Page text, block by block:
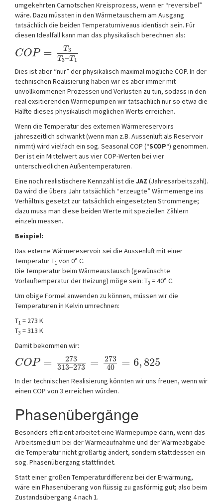
umgekehrten Carnotschen Kreisprozess, wenn er “reversibel”
wäre. Dazu müssten in den Wärmetauschern am Ausgang
tatsächlich die beiden Temperaturniveaus identisch sein. Für
diesen Idealfall kann man das physikalisch berechnen als:
COP = T3
T3–T1
Dies ist aber “nur” der physikalisch maximal mögliche COP. In der
technischen Realisierung haben wir es aber immer mit
unvollkommenen Prozessen und Verlusten zu tun, sodass in den
real exsitierenden Wärmepumpen wir tatsächlich nur so etwa die
Hälfte dieses physikalisch möglichen Werts erreichen.
Wenn die Temperatur des externen Wärmereservoirs
jahreszeitlich schwankt (wenn man z.B. Aussenluft als Reservoir
nimmt) wird vielfach ein sog. Seasonal COP (“SCOP“) genommen.
Der ist ein Mittelwert aus vier COP-Werten bei vier
unterschiedlichen Außentemperaturen.
Eine noch realistischere Kennzahl ist die JAZ (Jahresarbeitszahl).
Da wird die übers Jahr tatsächlich “erzeugte” Wärmemenge ins
Verhältnis gesetzt zur tatsächlich eingesetzten Strommenge;
dazu muss man diese beiden Werte mit speziellen Zählern
einzeln messen.
Beispiel:
Das externe Wärmereservoir sei die Aussenluft mit einer
Temperatur T1 von 0° C.
Die Temperatur beim Wärmeaustausch (gewünschte
Vorlauftemperatur der Heizung) möge sein: T3 = 40° C.
Um obige Formel anwenden zu können, müssen wir die
Temperaturen in Kelvin umrechnen:
T1 = 273 K
T3 = 313 K
Damit bekommen wir:
COP =
273
313–273 =
273
40
= 6, 825
In der technischen Realisierung könnten wir uns freuen, wenn wir
einen COP von 3 erreichen würden.
Phasenübergänge
Besonders effizient arbeitet eine Wärmepumpe dann, wenn das
Arbeitsmedium bei der Wärmeaufnahme und der Wärmeabgabe
die Temperatur nicht großartig ändert, sondern stattdessen ein
sog. Phasenübergang stattfindet.
Statt einer großen Temperaturdifferenz bei der Erwärmung,
wäre ein Phasenüberang von flüssig zu gasförmig gut; also beim
Zustandsübergang 4 nach 1.